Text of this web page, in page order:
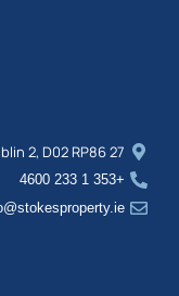
27 William St S, Dublin 2, D02 RP86, אירלנד
+353 1 233 4600